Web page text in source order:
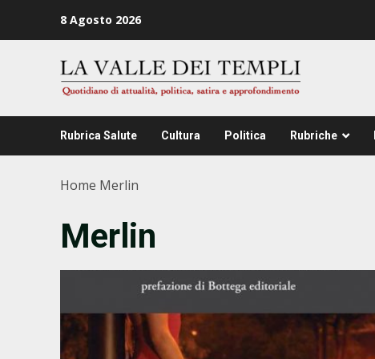
8 Agosto 2026
Rubrica Salute Cultura Politica Rubriche
Home Merlin
Merlin